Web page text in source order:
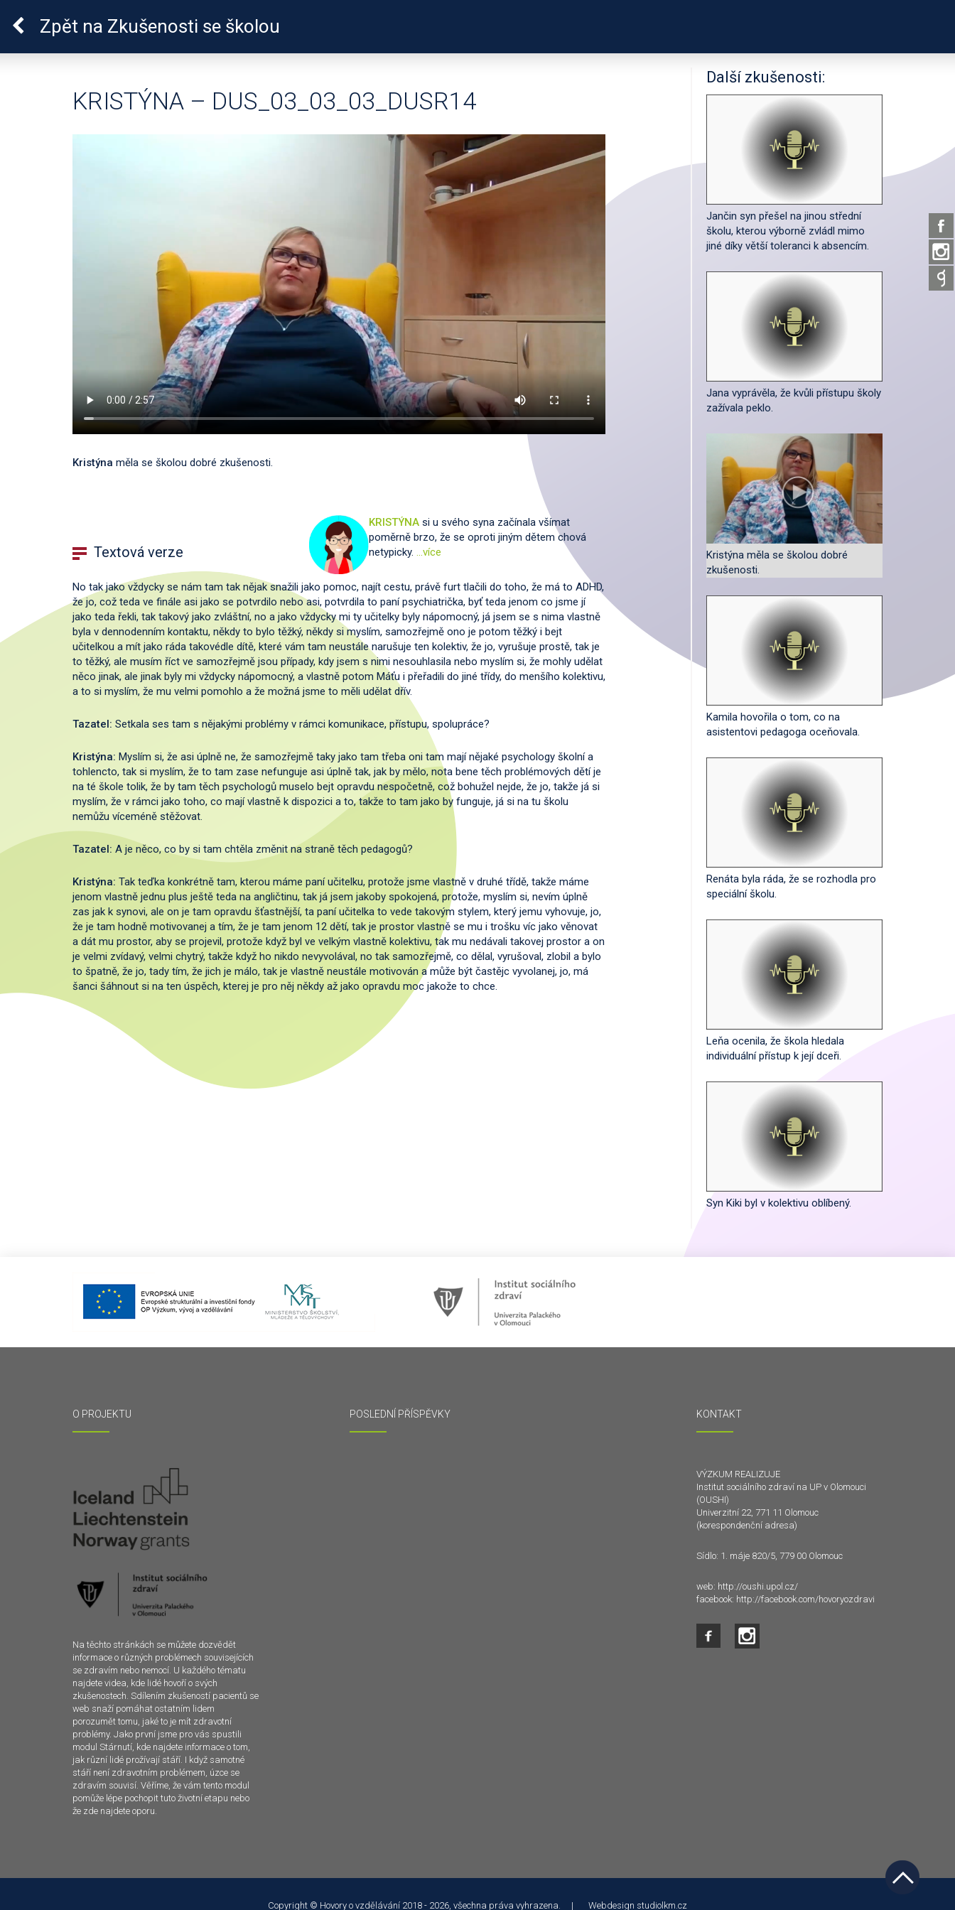
Pro zdraví duše
Zpět na Zkušenosti se školou
KRISTÝNA – DUS_03_03_03_DUSR14
Kristýna měla se školou dobré zkušenosti.
Textová verze
KRISTÝNAsi u svého syna začínala všímat
poměrně brzo, že se oproti jiným dětem chová
netypicky. …více
No tak jako vždycky se nám tam tak nějak snažili jako pomoc, najít cestu, právě furt tlačili do toho, že má to ADHD,
že jo, což teda ve finále asi jako se potvrdilo nebo asi, potvrdila to paní psychiatrička, byť teda jenom co jsme jí
jako teda řekli, tak takový jako zvláštní, no a jako vždycky mi ty učitelky byly nápomocný, já jsem se s nima vlastně
byla v dennodenním kontaktu, někdy to bylo těžký, někdy si myslím, samozřejmě ono je potom těžký i bejt
učitelkou a mít jako ráda takovédle dítě, které vám tam neustále narušuje ten kolektiv, že jo, vyrušuje prostě, tak je
to těžký, ale musím říct ve samozřejmě jsou případy, kdy jsem s nimi nesouhlasila nebo myslím si, že mohly udělat
něco jinak, ale jinak byly mi vždycky nápomocný, a vlastně potom Máťu i přeřadili do jiné třídy, do menšího kolektivu,
a to si myslím, že mu velmi pomohlo a že možná jsme to měli udělat dřív.
Tazatel: Setkala ses tam s nějakými problémy v rámci komunikace, přístupu, spolupráce?
Kristýna: Myslím si, že asi úplně ne, že samozřejmě taky jako tam třeba oni tam mají nějaké psychology školní a
tohlencto, tak si myslím, že to tam zase nefunguje asi úplně tak, jak by mělo, nota bene těch problémových dětí je
na té škole tolik, že by tam těch psychologů muselo bejt opravdu nespočetně, což bohužel nejde, že jo, takže já si
myslím, že v rámci jako toho, co mají vlastně k dispozici a to, takže to tam jako by funguje, já si na tu školu
nemůžu víceméně stěžovat.
Tazatel: A je něco, co by si tam chtěla změnit na straně těch pedagogů?
Kristýna: Tak teďka konkrétně tam, kterou máme paní učitelku, protože jsme vlastně v druhé třídě, takže máme
jenom vlastně jednu plus ještě teda na angličtinu, tak já jsem jakoby spokojená, protože, myslím si, nevím úplně
zas jak k synovi, ale on je tam opravdu šťastnější, ta paní učitelka to vede takovým stylem, který jemu vyhovuje, jo,
že je tam hodně motivovanej a tím, že je tam jenom 12 dětí, tak je prostor vlastně se mu i trošku víc jako věnovat
a dát mu prostor, aby se projevil, protože když byl ve velkým vlastně kolektivu, tak mu nedávali takovej prostor a on
je velmi zvídavý, velmi chytrý, takže když ho nikdo nevyvolával, no tak samozřejmě, co dělal, vyrušoval, zlobil a bylo
to špatně, že jo, tady tím, že jich je málo, tak je vlastně neustále motivován a může být častějc vyvolanej, jo, má
šanci šáhnout si na ten úspěch, kterej je pro něj někdy až jako opravdu moc jakože to chce.
Další zkušenosti:
Jančin syn přešel na jinou střední
školu, kterou výborně zvládl mimo
jiné díky větší toleranci k absencím.
Jana vyprávěla, že kvůli přístupu školy
zažívala peklo.
Kristýna měla se školou dobré
zkušenosti.
Kamila hovořila o tom, co na
asistentovi pedagoga oceňovala.
Renáta byla ráda, že se rozhodla pro
speciální školu.
Leňa ocenila, že škola hledala
individuální přístup k její dceři.
Syn Kiki byl v kolektivu oblíbený.
O PROJEKTU
Na těchto stránkách se můžete dozvědět
informace o různých problémech souvisejících
se zdravím nebo nemocí. U každého tématu
najdete videa, kde lidé hovoří o svých
zkušenostech. Sdílením zkušeností pacientů se
web snaží pomáhat ostatním lidem
porozumět tomu, jaké to je mít zdravotní
problémy. Jako první jsme pro vás spustili
modul Stárnutí, kde najdete informace o tom,
jak různí lidé prožívají stáří. I když samotné
stáří není zdravotním problémem, úzce se
zdravím souvisí. Věříme, že vám tento modul
pomůže lépe pochopit tuto životní etapu nebo
že zde najdete oporu.
POSLEDNÍ PŘÍSPĚVKY KONTAKT
VÝZKUM REALIZUJE
Institut sociálního zdraví na UP v Olomouci
(OUSHI)
Univerzitní 22, 771 11 Olomouc
(korespondenční adresa)
Sídlo: 1. máje 820/5, 779 00 Olomouc
web: http://oushi.upol.cz/
facebook: http://facebook.com/hovoryozdravi
Copyright © Hovory o vzdělávání 2018 - 2026, všechna práva vyhrazena. | Webdesign studiolkm.cz